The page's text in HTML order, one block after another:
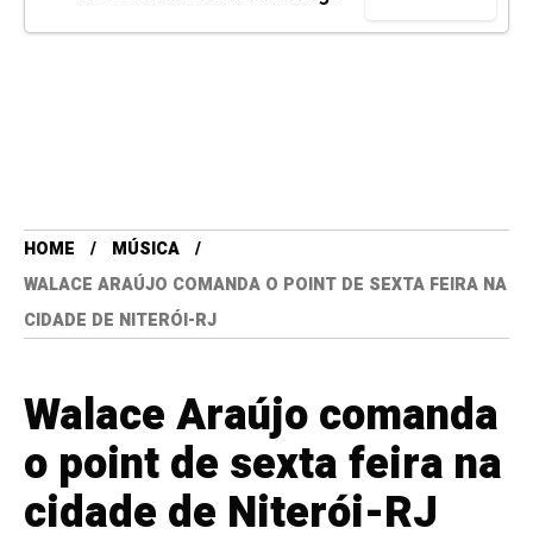
HOME
MÚSICA
WALACE ARAÚJO COMANDA O POINT DE SEXTA FEIRA NA
CIDADE DE NITERÓI-RJ
Walace Araújo comanda
o point de sexta feira na
cidade de Niterói-RJ